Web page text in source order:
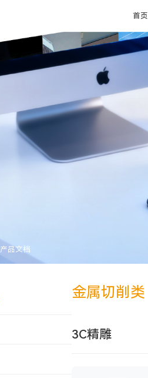
首页
激光加工
平面切割系统
五轴切割系统
黑武士系列激光切割头
家装制造
木工机械系统
石材加工系统
玻璃加工系统
汽车
汽车钣金
汽车模具
汽车玻璃加工自动线方案
管道
化工管道
通风管道
产品文档
金属切削类
3C精雕